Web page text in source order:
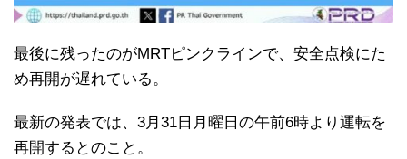
最後に残ったのがMRTピンクラインで、安全点検にた
め再開が遅れている。
最新の発表では、3月31日月曜日の午前6時より運転を
再開するとのこと。